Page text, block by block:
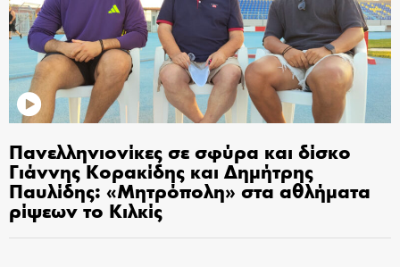
Πανελληνιονίκες σε σφύρα και δίσκο
Γιάννης Κορακίδης και Δημήτρης
Παυλίδης: «Μητρόπολη» στα αθλήματα
ρίψεων το Κιλκίς